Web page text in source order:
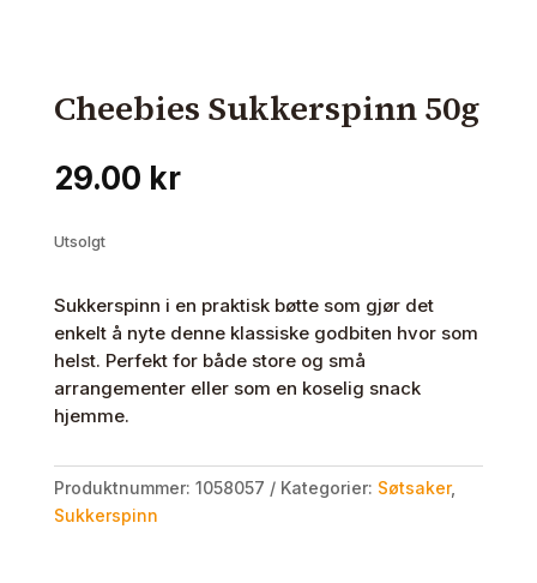
Cheebies Sukkerspinn 50g
29.00 kr
Utsolgt
Sukkerspinn i en praktisk bøtte som gjør det
enkelt å nyte denne klassiske godbiten hvor som
helst. Perfekt for både store og små
arrangementer eller som en koselig snack
hjemme.
Produktnummer: 1058057 Kategorier: Søtsaker,
Sukkerspinn